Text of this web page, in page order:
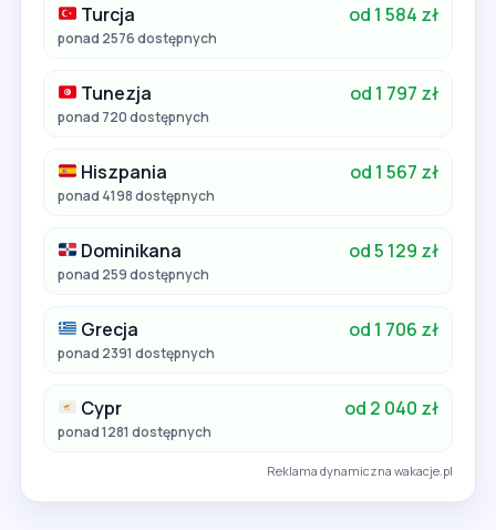
Turcja od 1 584 zł
ponad 2576 dostępnych
Tunezja od 1 797 zł
ponad 720 dostępnych
Hiszpania od 1 567 zł
ponad 4198 dostępnych
Dominikana od 5 129 zł
ponad 259 dostępnych
Grecja od 1 706 zł
ponad 2391 dostępnych
Cypr od 2 040 zł
ponad 1281 dostępnych
Reklama dynamiczna wakacje.pl